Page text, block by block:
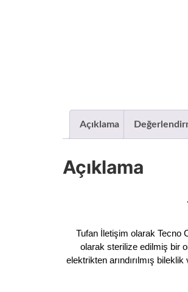
Açıklama
Açıklama
Tufan İletişim olarak Tecno
olarak sterilize edilmiş bir
elektrikten arındırılmış